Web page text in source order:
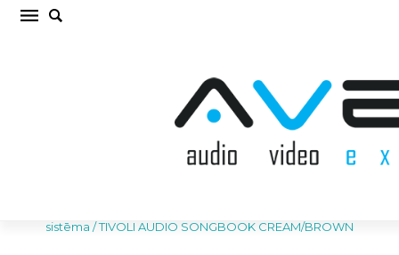
TIVOLI AUDIO SONGBOOK CREAM/BROWN
sistēma /TIVOLI AUDIO SONGBOOK CREAM/BROWN